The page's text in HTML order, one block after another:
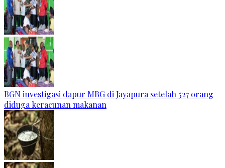
BGN investigasi dapur MBG di Jayapura setelah 527 orang
diduga keracunan makanan